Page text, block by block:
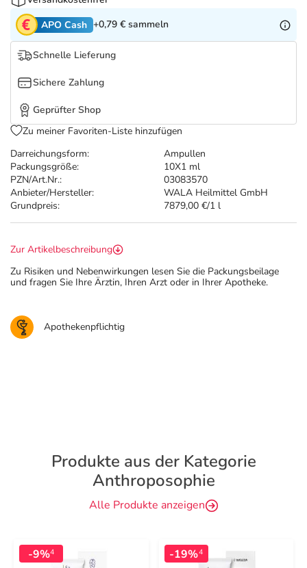
Tierapotheke
Vitamine & Mineralstoffe
Marken
Salus Deals
Darreichungsform:
Ampullen
Packungsgröße:
10X1 ml
PZN/Art.Nr.:
03083570
Anbieter/Hersteller:
WALA Heilmittel GmbH
Grundpreis:
7879,00 €/1 l
APO Cash +0,79 € sammeln
Schnelle Lieferung
Sichere Zahlung
Geprüfter Shop
Zu meiner Favoriten-Liste hinzufügen
Zur Artikelbeschreibung
Zu Risiken und Nebenwirkungen lesen Sie die Packungsbeilage
und fragen Sie Ihre Ärztin, Ihren Arzt oder in Ihrer Apotheke.
Apothekenpflichtig
Produkte aus der Kategorie
Anthroposophie
Alle Produkte anzeigen
-9%4 -19%4